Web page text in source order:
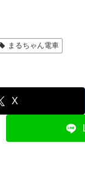
まるちゃん電車
X